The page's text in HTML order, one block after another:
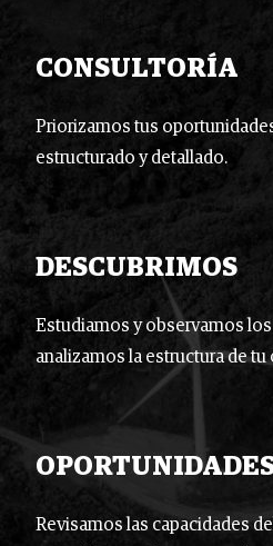
CONSULTORÍA
Priorizamos tus
estructurado y detallado.
DESCUBRIMOS
Estudiamos y observamos
analizamos la estructura de
Revisamos las capacidades